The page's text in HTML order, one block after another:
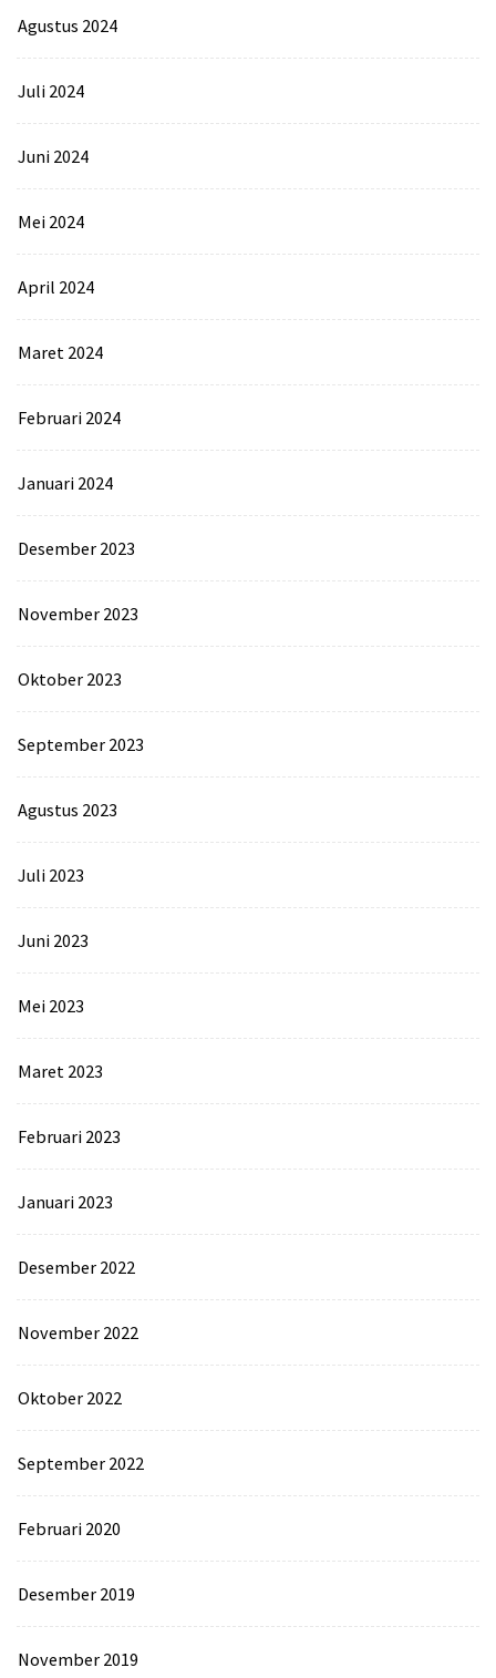
Agustus 2024
Juli 2024
Juni 2024
Mei 2024
April 2024
Maret 2024
Februari 2024
Januari 2024
Desember 2023
November 2023
Oktober 2023
September 2023
Agustus 2023
Juli 2023
Juni 2023
Mei 2023
Maret 2023
Februari 2023
Januari 2023
Desember 2022
November 2022
Oktober 2022
September 2022
Februari 2020
Desember 2019
November 2019